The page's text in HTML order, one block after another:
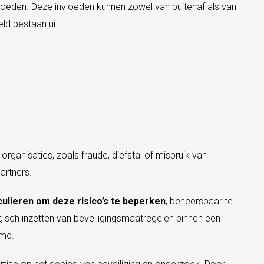
Deze invloeden kunnen zowel van buitenaf als van
bestaan uit:
zoals fraude, diefstal of misbruik van
om deze risico’s te beperken, beheersbaar te
inzetten van beveiligingsmaatregelen binnen een